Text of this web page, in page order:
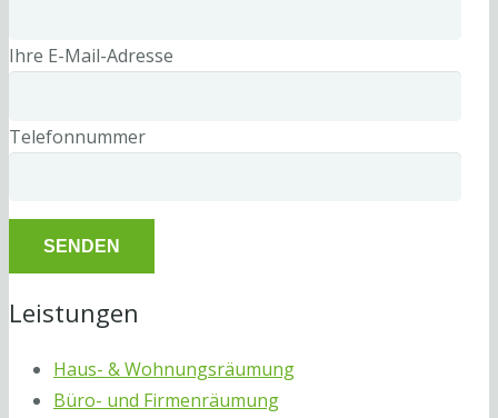
Ihre E-Mail-Adresse
Telefonnummer
Leistungen
Haus- & Wohnungsräumung
Büro- und Firmenräumung